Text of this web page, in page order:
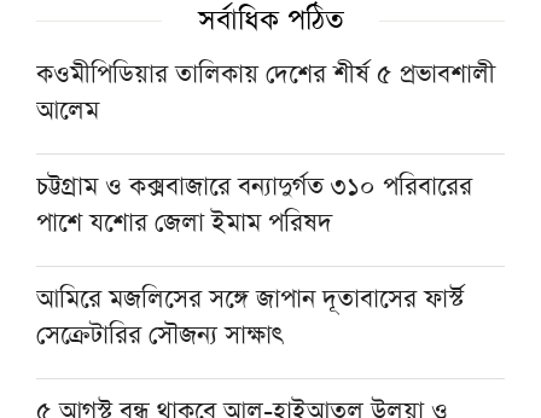
‘ইমাম-খতিব ও আলেম-ওলামারাই ন্যায়ভিত্তিক
সমাজ গঠনের মূল শক্তি’
গণভোটের রায় বাস্তবায়ন না হওয়া পর্যন্ত রাজপথে
থাকব: আমিরে মজলিস
সফলভাবে সম্পন্ন হলো ৭ দিনব্যাপী ‘তাহকীকুন
নুসূস’ কোর্স ও সনদ বিতরণ
সর্বাধিক পঠিত
কওমীপিডিয়ার তালিকায় দেশের শীর্ষ ৫ প্রভাবশালী
আলেম
চট্টগ্রাম ও কক্সবাজারে বন্যাদুর্গত ৩১০ পরিবারের
পাশে যশোর জেলা ইমাম পরিষদ
আমিরে মজলিসের সঙ্গে জাপান দূতাবাসের ফার্স্ট
সেক্রেটারির সৌজন্য সাক্ষাৎ